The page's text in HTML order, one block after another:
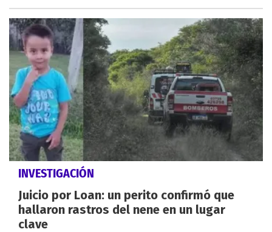
INVESTIGACIÓN
Juicio por Loan: un perito confirmó que
hallaron rastros del nene en un lugar
clave